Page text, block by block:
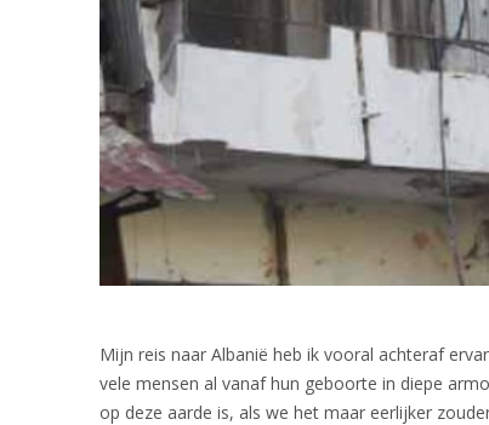
Mijn reis naar Albanië heb ik vooral achteraf
vele mensen al vanaf hun geboorte in diepe
op deze aarde is, als we het maar eerlijker